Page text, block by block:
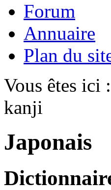
Forum
Annuaire
Plan du
Vous êtes ici
kanji
Japonais